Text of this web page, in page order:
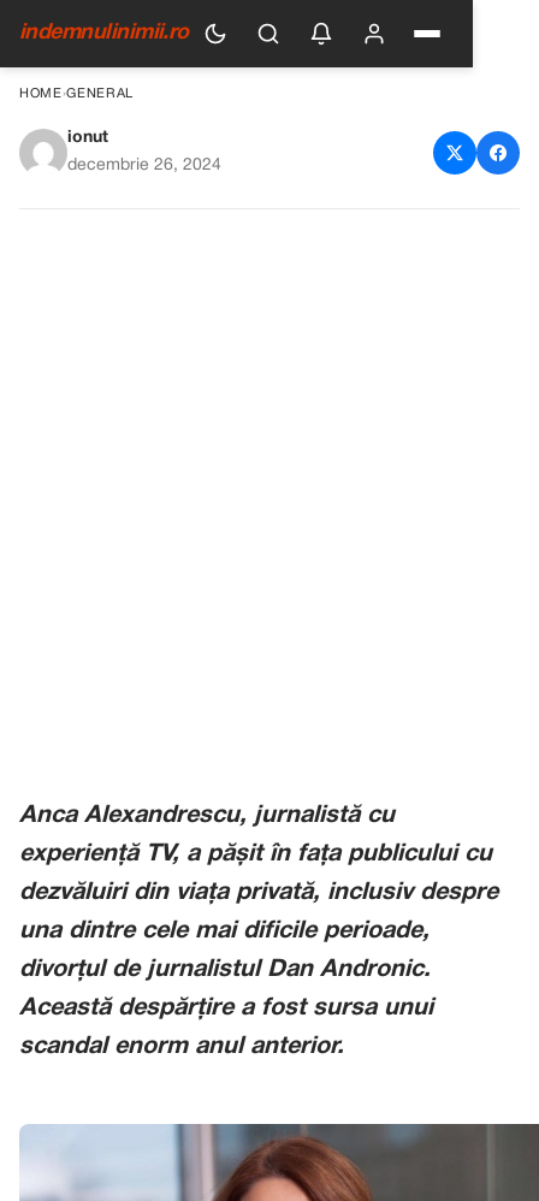
indemnulinimii.ro
HOME›GENERAL
Anca Alexandrescu dezvăluie
ionut
decembrie 26, 2024
Anca Alexandrescu, jurnalistă cu
experiență TV, a pășit în fața publicului cu
dezvăluiri din viața privată, inclusiv despre
una dintre cele mai dificile perioade,
divorțul de jurnalistul Dan Andronic.
Această despărțire a fost sursa unui
scandal enorm anul anterior.